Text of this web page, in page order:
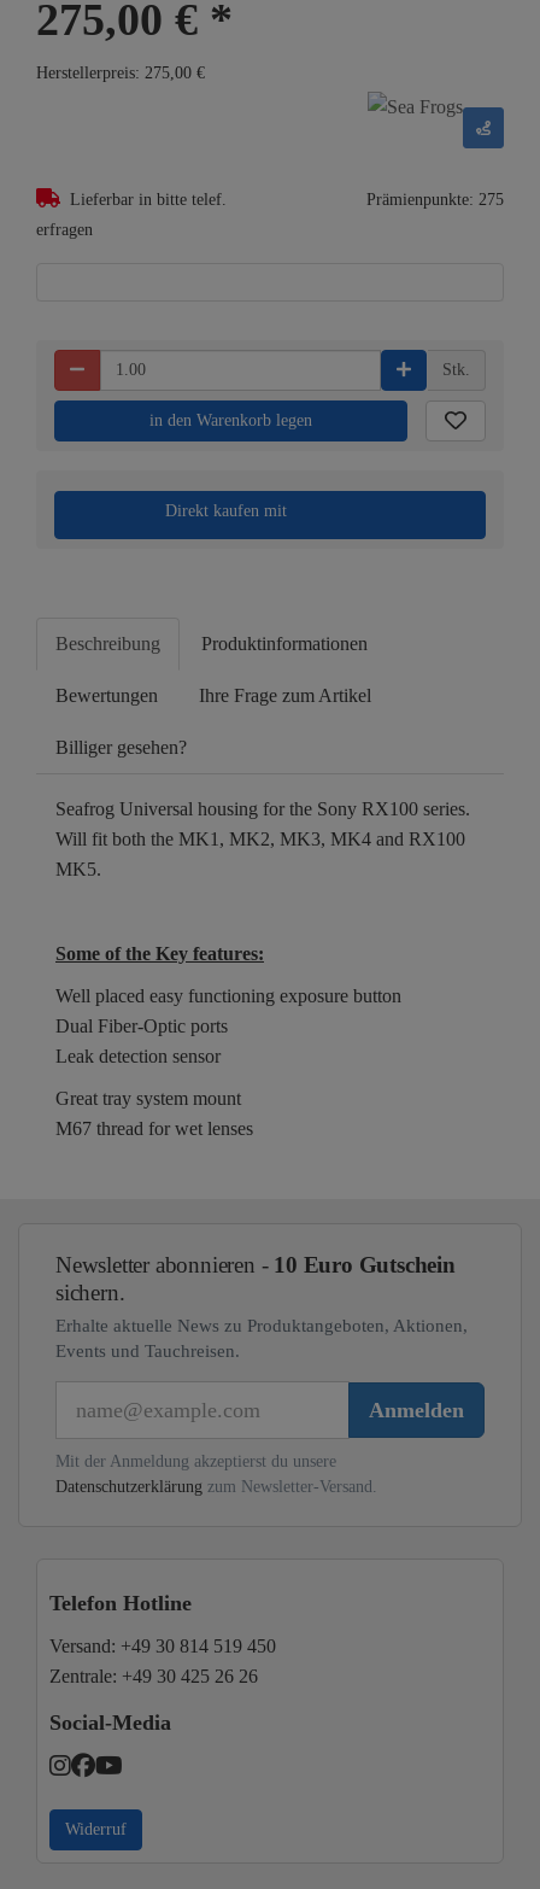
275,00 € *
Herstellerpreis: 275,00 €
Lieferbar in bitte telef.
erfragen
Prämienpunkte: 275
Stk.
in den Warenkorb legen
Direkt kaufen mit
Beschreibung Produktinformationen
Bewertungen Ihre Frage zum Artikel
Billiger gesehen?
Seafrog Universal housing for the Sony RX100 series.
Will fit both the MK1, MK2, MK3, MK4 and RX100
MK5.
Some of the Key features:
Well placed easy functioning exposure button
Dual Fiber-Optic ports
Leak detection sensor
Great tray system mount
M67 thread for wet lenses
Newsletter abonnieren - 10 Euro Gutschein
sichern.
Erhalte aktuelle News zu Produktangeboten, Aktionen,
Events und Tauchreisen.
Anmelden
Mit der Anmeldung akzeptierst du unsere
Datenschutzerklärung zum Newsletter-Versand.
Telefon Hotline
Versand: +49 30 814 519 450
Zentrale: +49 30 425 26 26
Social-Media
Widerruf